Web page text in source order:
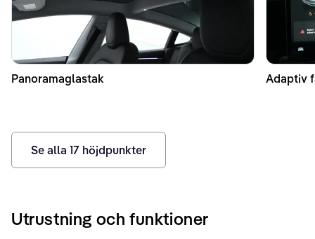
Panoramaglastak Adaptiv
Se alla 17 höjdpunkter
Utrustning och funktioner